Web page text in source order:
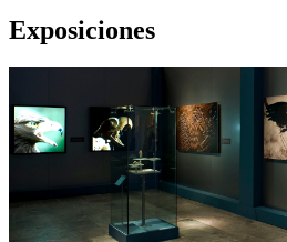
Exposiciones